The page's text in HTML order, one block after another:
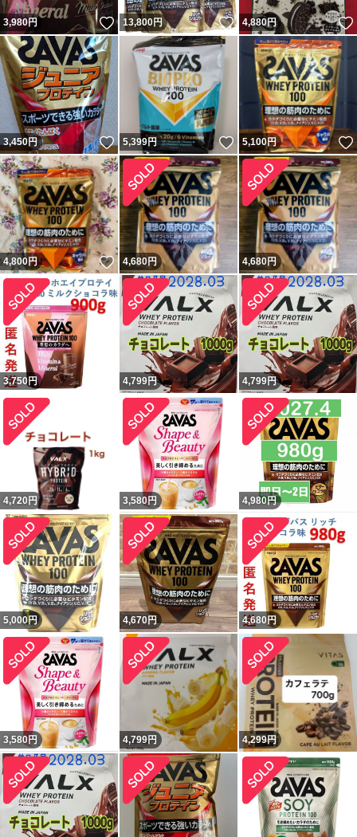
3,980円 いいね！
13,800円 いいね！
4,880円
3,450円 いいね！
5,399円 いいね！
5,100円
4,800円 いいね！
4,680円 4,680円
3,750円 4,799円 4,799円
4,720 円 3,580円 4,980円
5,000円 4,670円 4,680円
3,580円 4,799円 4,299円